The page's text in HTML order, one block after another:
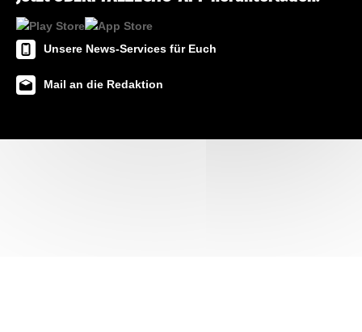
Unsere News-Services für Euch
Mail an die Redaktion